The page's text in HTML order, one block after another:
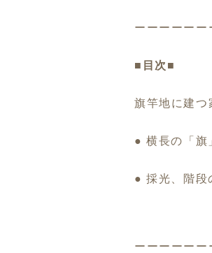
ーーーーーー
■目次■
旗竿地に建つ
● 横長の「旗
● 採光、階段
ーーーーーー